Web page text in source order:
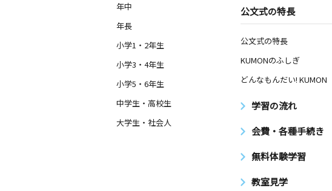
年中
年長
小学1・2年生
小学3・4年生
小学5・6年生
中学生・高校生
大学生・社会人
公文式の特長
公文式の特長
KUMONのふしぎ
どんなもんだい! KUMON
学習の流れ
会費・各種手続き
無料体験学習
教室見学